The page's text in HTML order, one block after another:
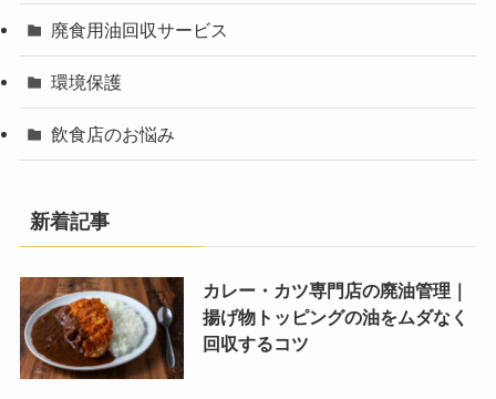
廃食用油回収サービス
環境保護
飲食店のお悩み
新着記事
カレー・カツ専門店の廃油管理｜
揚げ物トッピングの油をムダなく
回収するコツ